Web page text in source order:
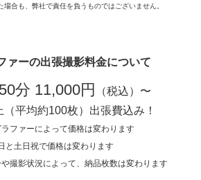
場合も、弊社で責任を負うものではございません。
ァーの出張撮影料金について
50分 11,000円
（税込）〜
平均約100枚）出張費込み！
ファーによって価格は変わります
と土日祝で価格は変わります
撮影状況によって、納品枚数は変わります